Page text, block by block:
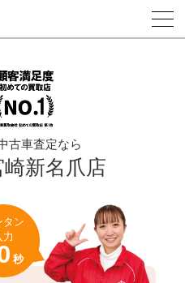
為のCVボタン*/
古車査定なら
新名爪店
タン
力
秒